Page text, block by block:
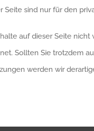
Seite sind nur für den
auf dieser Seite
Sollten Sie trotzdem
werden wir